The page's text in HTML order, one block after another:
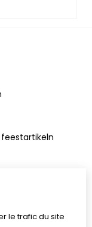
le trafic du site